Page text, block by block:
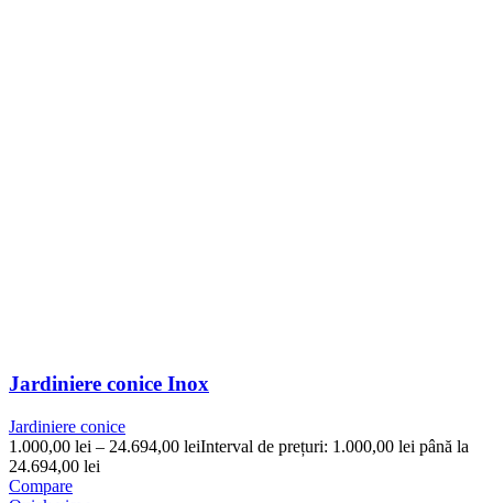
Jardiniere conice Inox
Jardiniere conice
1.000,00 lei – 24.694,00 leiInterval de prețuri: 1.000,00 lei până la
24.694,00 lei
Compare